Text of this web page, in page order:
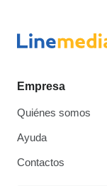
Empresa
Quiénes somos
Ayuda
Contactos